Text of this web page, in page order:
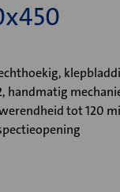
tot 120